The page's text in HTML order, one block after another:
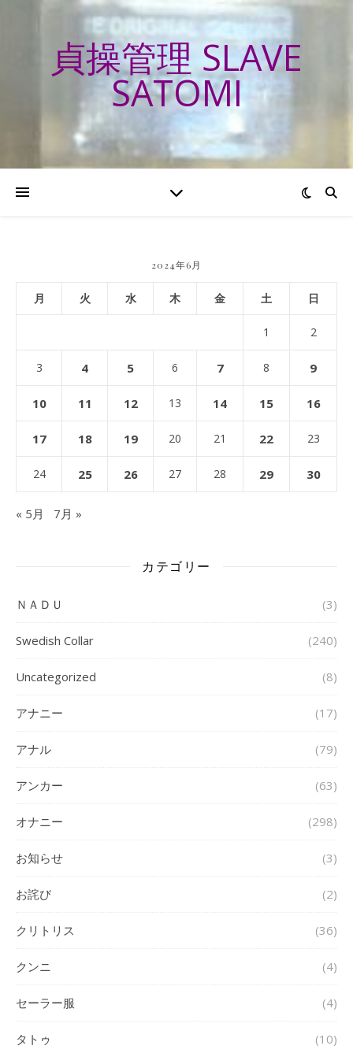
貞操管理 SLAVE
SATOMI
2024年6月
月 火 水 木 金 土 日
1 2
3 4 5 6 7 8 9
10 11 12 13 14 15 16
17 18 19 20 21 22 23
24 25 26 27 28 29 30
« 5月 7月 »
カテゴリー
ＮＡＤＵ (3)
Swedish Collar (240)
Uncategorized (8)
アナニー (17)
アナル (79)
アンカー (63)
オナニー (298)
お知らせ (3)
お詫び (2)
クリトリス (36)
クンニ (4)
セーラー服 (4)
タトゥ (10)